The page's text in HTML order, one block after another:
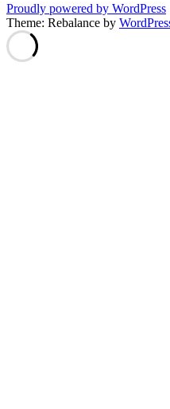
Proudly powered by WordPress
Theme: Rebalance by